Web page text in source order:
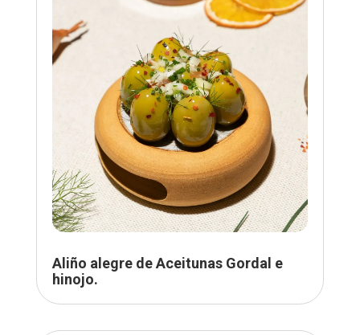
Aliño alegre de Aceitunas Gordal e
hinojo.